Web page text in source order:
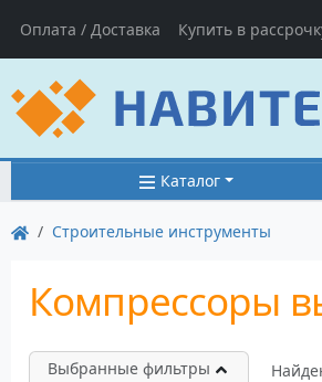
Оплата / Доставка Купить в
Каталог
Строительные инструменты
Компрессоры
Выбранные фильтры